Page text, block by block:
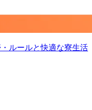
ルールと快適な寮生活